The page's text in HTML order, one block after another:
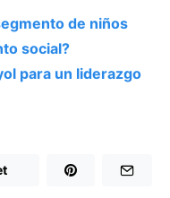
de niños
social?
para un liderazgo